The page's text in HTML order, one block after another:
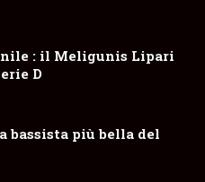
: il Meligunis Lipari
D
bassista più bella del